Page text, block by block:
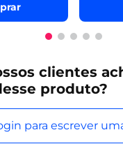
clientes
produto?
para escrever